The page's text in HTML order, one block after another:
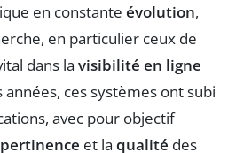
en constante évolution,
en particulier ceux de
dans la visibilité en ligne
ces systèmes ont subi
avec pour objectif
pertinence et la qualité des